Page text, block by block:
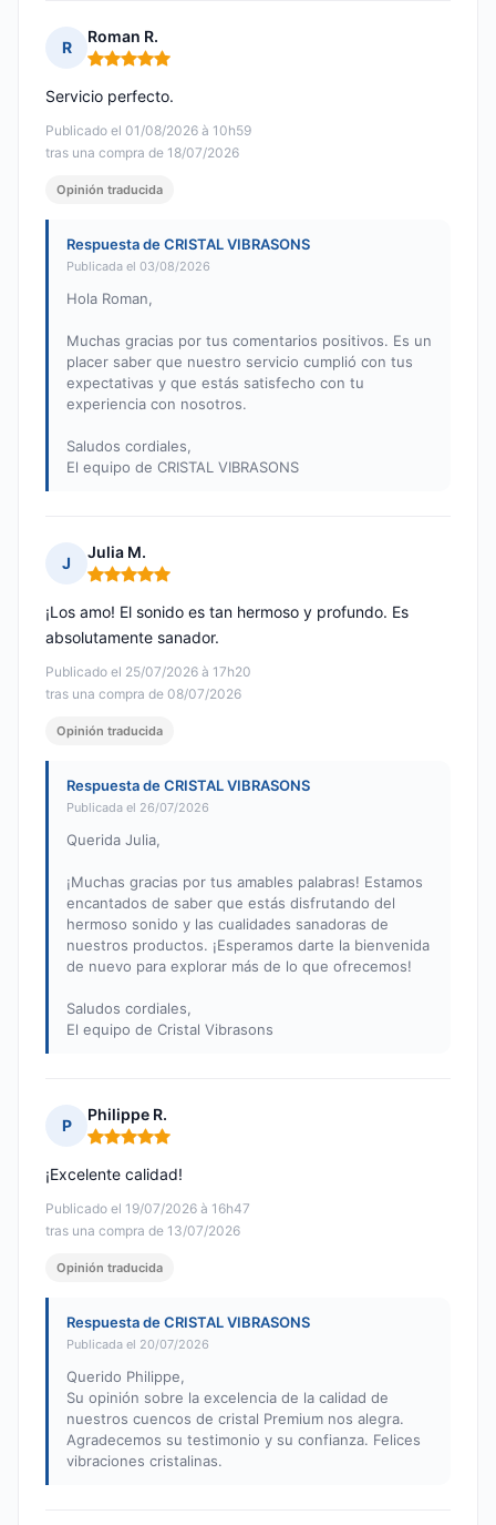
R
Roman R.
Nota: 5 de 5
Publicado el 01/08/2026 à 10h59
tras una compra de 18/07/2026
Servicio perfecto.
Opinión traducida
Respuesta de CRISTAL VIBRASONS
Publicada el 03/08/2026
Hola Roman,
Muchas gracias por tus comentarios positivos. Es un
placer saber que nuestro servicio cumplió con tus
expectativas y que estás satisfecho con tu
experiencia con nosotros.
Saludos cordiales,
El equipo de CRISTAL VIBRASONS
J
Julia M.
Nota: 5 de 5
Publicado el 25/07/2026 à 17h20
tras una compra de 08/07/2026
¡Los amo! El sonido es tan hermoso y profundo. Es
absolutamente sanador.
Opinión traducida
Respuesta de CRISTAL VIBRASONS
Publicada el 26/07/2026
Querida Julia,
¡Muchas gracias por tus amables palabras! Estamos
encantados de saber que estás disfrutando del
hermoso sonido y las cualidades sanadoras de
nuestros productos. ¡Esperamos darte la bienvenida
de nuevo para explorar más de lo que ofrecemos!
Saludos cordiales,
El equipo de Cristal Vibrasons
P
Philippe R.
Nota: 5 de 5
Publicado el 19/07/2026 à 16h47
tras una compra de 13/07/2026
¡Excelente calidad!
Opinión traducida
Respuesta de CRISTAL VIBRASONS
Publicada el 20/07/2026
Querido Philippe,
Su opinión sobre la excelencia de la calidad de
nuestros cuencos de cristal Premium nos alegra.
Agradecemos su testimonio y su confianza. Felices
vibraciones cristalinas.